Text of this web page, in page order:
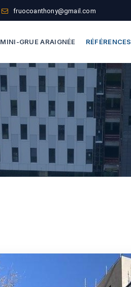
fruocoanthony@gmail.com
MINI-GRUE ARAIGNÉE
Capacité De Levage
Nos Formules
RÉFÉRENCES